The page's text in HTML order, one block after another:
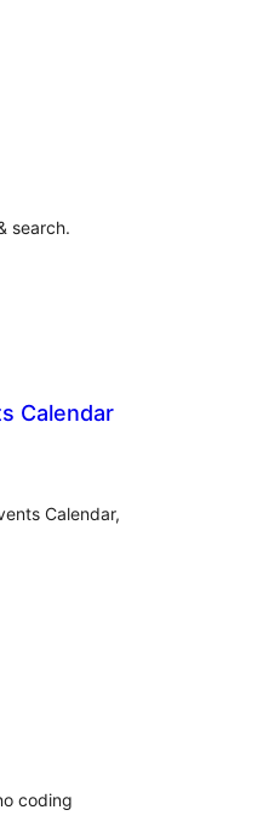
search.
Calendar
Calendar,
coding